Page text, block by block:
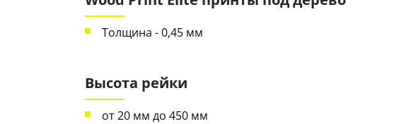
Толщина - 0,45 мм
Высота рейки
от 20 мм до 450 мм